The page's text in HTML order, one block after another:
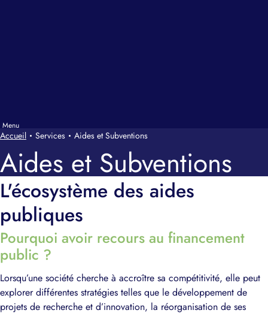
Accueil Services Aides et Subventions
Aides et Subventions
L'écosystème des aides
publiques
Pourquoi avoir recours au financement
public ?
Lorsqu’une société cherche à accroître sa compétitivité, elle peut
explorer différentes stratégies telles que le développement de
projets de recherche et d’innovation, la réorganisation de ses